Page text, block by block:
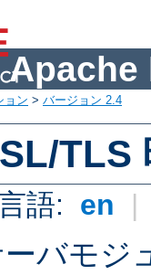
Apache
ョン > バージョン 2.4
TLS
語: en |
ーバモジ